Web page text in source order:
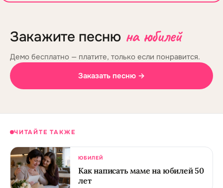
Закажите песню на юбилей
Демо бесплатно — платите, только если понравится.
Заказать песню →
ЧИТАЙТЕ ТАКЖЕ
ЮБИЛЕЙ
Как написать маме на юбилей 50
лет